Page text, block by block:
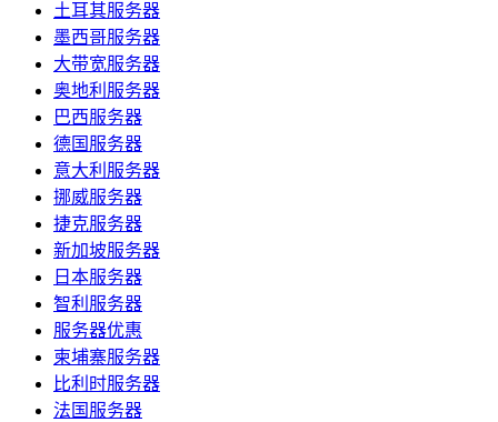
土耳其服务器
墨西哥服务器
大带宽服务器
奥地利服务器
巴西服务器
德国服务器
意大利服务器
挪威服务器
捷克服务器
新加坡服务器
日本服务器
智利服务器
服务器优惠
柬埔寨服务器
比利时服务器
法国服务器